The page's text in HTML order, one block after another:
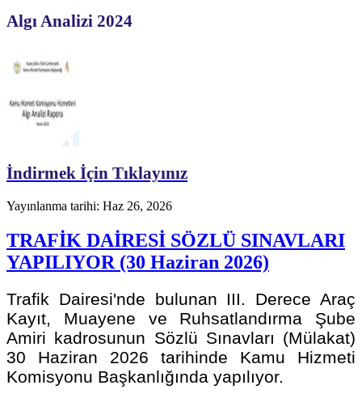
Algı Analizi 2024
İndirmek İçin Tıklayınız
Yayınlanma tarihi: Haz 26, 2026
TRAFİK DAİRESİ SÖZLÜ SINAVLARI
YAPILIYOR (30 Haziran 2026)
Trafik Dairesi'nde bulunan III. Derece Araç
Kayıt, Muayene ve Ruhsatlandırma Şube
Amiri kadrosunun Sözlü Sınavları (Mülakat)
30 Haziran 2026 tarihinde Kamu Hizmeti
Komisyonu Başkanlığında yapılıyor.